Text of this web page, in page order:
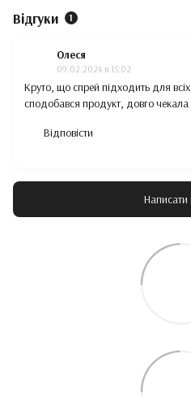
Відгуки 1
Олеся
09.02.2024 в 15:02
Круто, що спрей підходить для всіх
сподобався продукт, довго чекала
Відповісти
Написати